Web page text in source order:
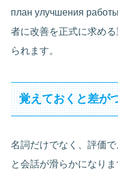
план улучшения
者に改善を正式に求め
られます。
覚えておくと差が
名詞だけでなく、評価
と会話が滑らかになりま